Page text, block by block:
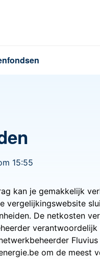
15:55
kan je gemakkelijk
vergelijkingswebsite
De netkosten
om de meest